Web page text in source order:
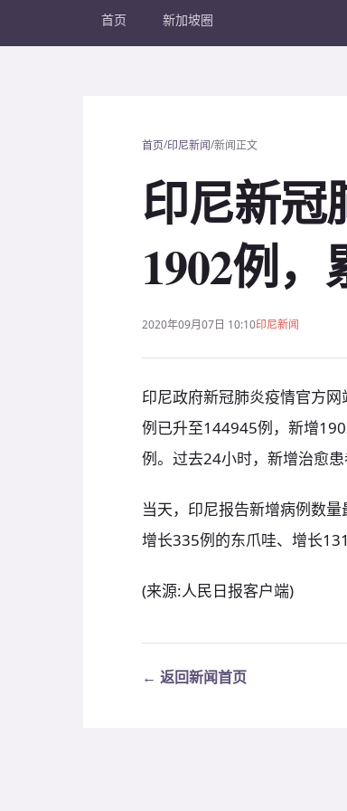
首页 新加坡圈
首页/印尼新闻/新闻正文
印尼新冠
1902例，
2020年09月07日 10:10印尼新闻
印尼政府新冠肺炎疫情官方
例已升至144945例，新增
例。过去24小时，新增治愈
当天，印尼报告新增病例数
增长335例的东爪哇、增长
(来源:人民日报客户端)
← 返回新闻首页